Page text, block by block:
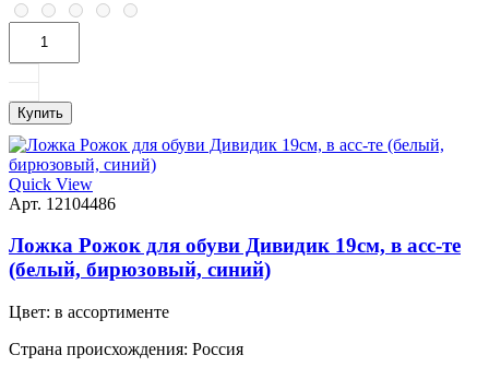
Купить
Quick View
Арт. 12104486
Ложка Рожок для обуви Дивидик 19см, в асс-те
(белый, бирюзовый, синий)
Цвет: в ассортименте
Страна происхождения: Россия